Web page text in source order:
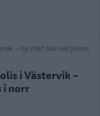
i Västervik –
i norr